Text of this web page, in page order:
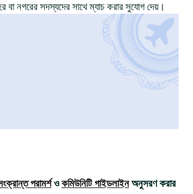
নগরের সদস্যদের সাথে ম্যাচ করার সুযোগ দেয়।
পরামর্শওকমিউনিটি গাইডলাইনঅনুসরণ করার